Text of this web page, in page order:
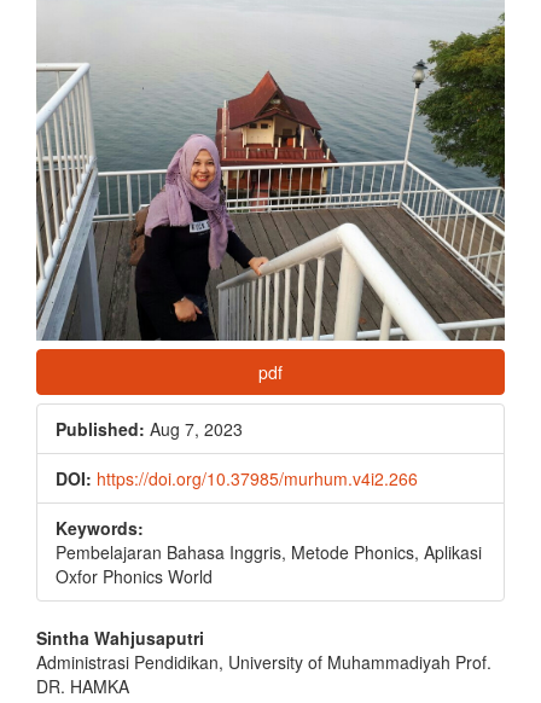
pdf
Published: Aug 7, 2023
DOI: https://doi.org/10.37985/murhum.v4i2.266
Keywords:
Pembelajaran Bahasa Inggris, Metode Phonics, Aplikasi
Oxfor Phonics World
Main
Article
Sintha Wahjusaputri
Administrasi Pendidikan, University of Muhammadiyah Prof.
DR. HAMKA